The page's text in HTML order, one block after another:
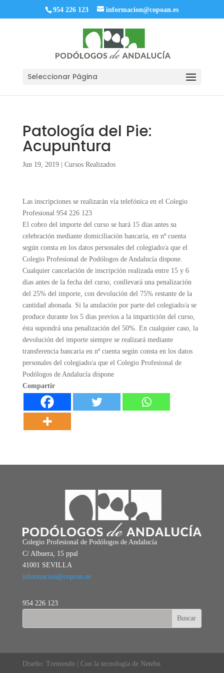
954 226 123 informacion@copoan.es
Seleccionar Página
Patología del Pie:
Acupuntura
Jun 19, 2019| Cursos Realizados
Las inscripciones se realizarán vía telefónica en el Colegio
Profesional 954 226 123
El cobro del importe del curso se hará 15 dias antes su
celebración mediante domiciliación bancaria, en nº cuenta
según consta en los datos personales del colegiado/a que el
Colegio Profesional de Podólogos de Andalucía dispone.
Cualquier cancelación de inscripción realizada entre 15 y 6
dias antes de la fecha del curso, conllevará una penalización
del 25% del importe, con devolución del 75% restante de la
cantidad abonada. Si la anulación por parte del colegiado/a se
produce durante los 5 dias previos a la impartición del curso,
ésta supondrá una penalización del 50%. En cualquier caso, la
devolución del importe siempre se realizará mediante
transferencia bancaria en nº cuenta según consta en los datos
personales del colegiado/a que el Colegio Profesional de
Podólogos de Andalucía dispone
Compartir
Colegio Profesional de Podólogos de Andalucía
C/ Albuera, 15 ppal
41001 SEVILLA
informacion@copoan.es
954 226 123
Diseño: Tremendo | Con la tecnología de Netebu